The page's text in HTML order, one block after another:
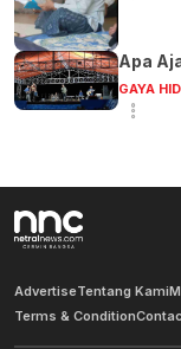
Apa
GAYA
AdvertiseTentang Kami
Terms & Condition